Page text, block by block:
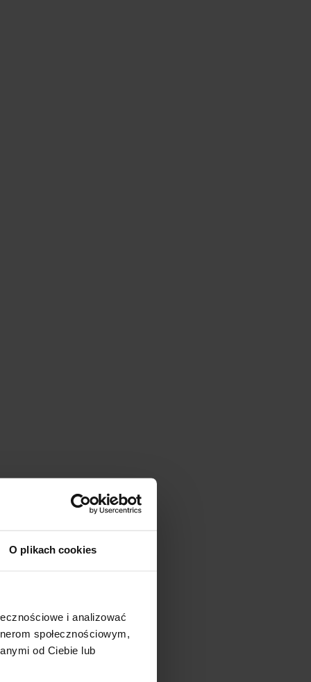
O plikach cookies
i analizować
społecznościowym,
od Ciebie lub